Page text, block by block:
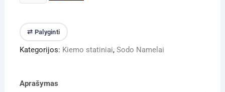
kiekis:
sodo
namelis
Freiburg
⇄ Palyginti
Kategorijos: Kiemo statiniai, Sodo Namelai
Aprašymas